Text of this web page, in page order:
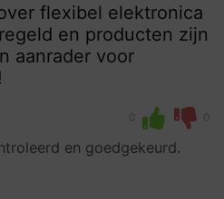
flexibel elektronica
en producten zijn
aanrader voor
0 0
en goedgekeurd.